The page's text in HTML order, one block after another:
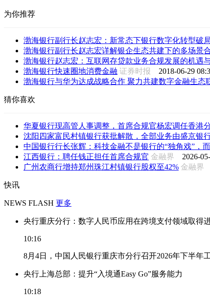
为你推荐
渤海银行副行长赵志宏：新常态下银行数字化转型破
渤海银行副行长赵志宏详解银企生态共建下的多场景
渤海银行赵志宏：互联网存贷款业务合规发展的机遇
渤海银行快速圈地消费金融 证券时报 2018-06-29
渤海银行与华为达成战略合作 聚力共建数字金融生态
猜你喜欢
华夏银行现高管人事调整，首席合规官杨宏调任香港
沈阳四家富民村镇银行获批解散，全部业务由盛京银
中国银行行长张辉：科技金融不是银行的“独角戏”，
江西银行：聘任钱正担任首席合规官 金融界 2026-
广州农商行增持郑州珠江村镇银行股权至42% 金融界
快讯
NEWS FLASH 更多
央行重庆分行：数字人民币应用在跨境支付领域取得
10:16
8月4日，中国人民银行重庆市分行召开2026年下半年
央行上海总部：提升“入境通Easy Go”服务能力
10:18